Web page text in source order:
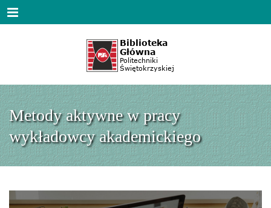
Menu
Metody aktywne w pracy
wykładowcy akademickiego